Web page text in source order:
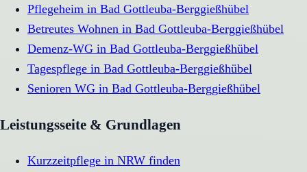
Pflegeheim in Bad Gottleuba-Berggießhübel
Betreutes Wohnen in Bad Gottleuba-Berggießhübel
Demenz-WG in Bad Gottleuba-Berggießhübel
Tagespflege in Bad Gottleuba-Berggießhübel
Senioren WG in Bad Gottleuba-Berggießhübel
Leistungsseite & Grundlagen
Kurzzeitpflege in NRW finden